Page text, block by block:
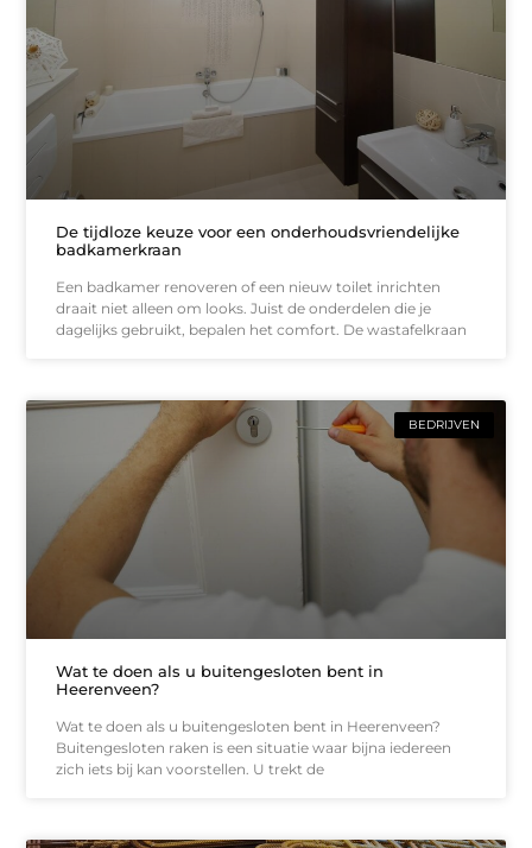
De tijdloze keuze voor een onderhoudsvriendelijke
badkamerkraan
Een badkamer renoveren of een nieuw toilet inrichten
draait niet alleen om looks. Juist de onderdelen die je
dagelijks gebruikt, bepalen het comfort. De wastafelkraan
BEDRIJVEN
Wat te doen als u buitengesloten bent in
Heerenveen?
Wat te doen als u buitengesloten bent in Heerenveen?
Buitengesloten raken is een situatie waar bijna iedereen
zich iets bij kan voorstellen. U trekt de